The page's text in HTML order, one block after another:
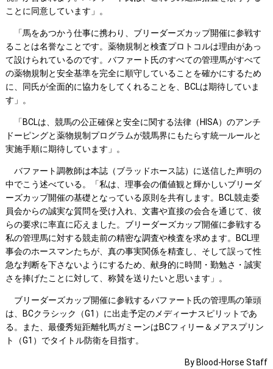
ことに同意しています」。
「馬をあつかう仕事に携わり、ブリーダーズカップ開催に参戦す
ることは名誉なことです。薬物規制と検査プロトコルは理由があっ
て設けられているのです。バファート氏のすべての管理馬がすべて
の薬物規制と安全基準を完全に順守していることを確かにするため
に、同氏が全面的に協力をしてくれることを、BCLは期待していま
す」。
「BCLは、競馬の公正確保と安全に関する法律（HISA）のアンチ
ドーピングと薬物規制プログラムが競馬界にもたらす統一ルールと
実施手順に期待しています」。
バファート調教師は本誌（ブラッドホース誌）に送信した声明の
中でこう述べている。「私は、理事会の価値観と輝かしいブリーダ
ーズカップ開催の基礎となっている原則を共有します。BCL競走委
員会からの誠実な質問を受け入れ、文書や直接の会合を通じて、彼
らの要求に率直に応えました。ブリーダーズカップ開催に参戦する
私の管理馬に対する競走前の精密な調査や検査を求めます。BCL理
事会のホースマンたちが、真の事実関係を精査し、そして誤って性
急な判断を下さないようにするため、献身的に時間・勤勉さ・誠実
さを捧げたことに対して、称賛を送りたいと思います」。
ブリーダーズカップ開催に参戦するバファート氏の管理馬の筆頭
は、BCクラシック（G1）に出走予定のメディーナスピリットであ
る。また、最優秀短距離牝馬ガミーンはBCフィリー＆メアスプリン
ト（G1）でタイトル防衛を目指す。
By Blood-Horse Staff